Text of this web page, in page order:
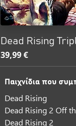
Dead Rising
39,99 €
Παιχνίδια που
Dead Rising
Dead Rising 2 Off
Dead Rising 2